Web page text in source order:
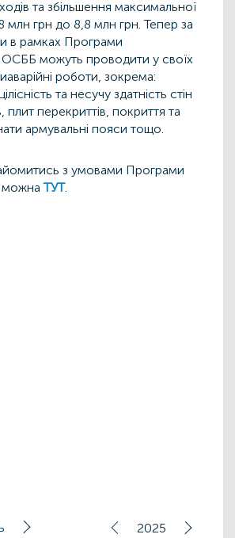
та збільшення максимальної
млн грн до 8,8 млн грн. Тепер за
в рамках Програми
можуть проводити у своїх
роботи, зокрема:
та несучу здатність стін
плит перекриттів, покриття та
армувальні пояси тощо.
з умовами Програми
можнаТУТ.
2025